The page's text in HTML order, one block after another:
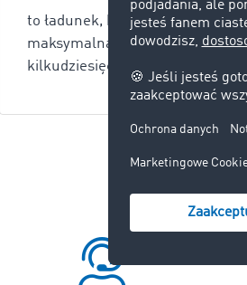
to ładunek, który
maksymalną wartość
kilkudziesięciu tysięcy ton, a